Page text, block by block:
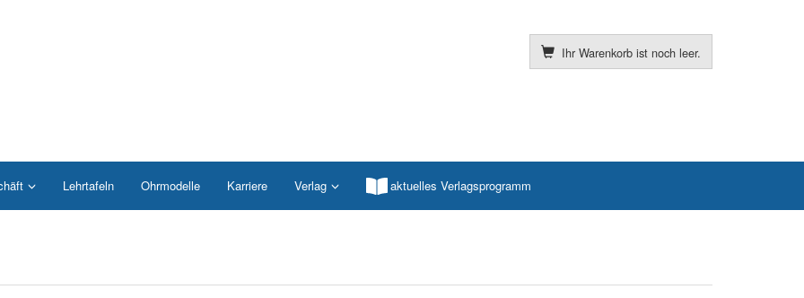
Ihr Warenkorb ist noch leer.
Lehrtafeln Ohrmodelle Karriere Verlag aktuelles Verlagsprogramm